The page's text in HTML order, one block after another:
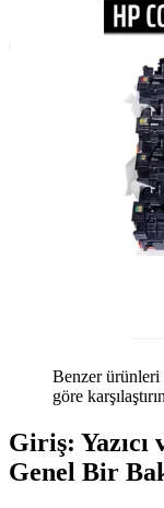
Benzer ürünleri
göre
Giriş:
Genel Bir